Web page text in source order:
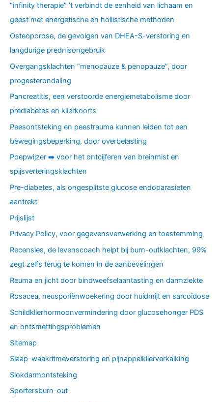
“infinity therapie” ’t verbindt de eenheid van lichaam en
geest met energetische en hollistische methoden
Osteoporose, de gevolgen van DHEA-S-verstoring en
langdurige prednisongebruik
Overgangsklachten “menopauze & penopauze”, door
progesterondaling
Pancreatitis, een verstoorde energiemetabolisme door
prediabetes en klierkoorts
Peesontsteking en peestrauma kunnen leiden tot een
bewegingsbeperking, door overbelasting
Poepwijzer ➡️ voor het ontcijferen van breinmist en
spijsverteringsklachten
Pre-diabetes, als ongesplitste glucose endoparasieten
aantrekt
Prijslijst
Privacy Policy, voor gegevensverwerking en toestemming
Recensies, de levenscoach helpt bij burn-outklachten, 99%
zegt zelfs terug te komen in de aanbevelingen
Reuma en jicht door bindweefselaantasting en darmziekte
Rosacea, neusporiënwoekering door huidmijt en sarcoïdose
Schildklierhormoonvermindering door glucosehonger PDS
en ontsmettingsproblemen
Sitemap
Slaap-waakritmeverstoring en pijnappelklierverkalking
Slokdarmontsteking
Sportersburn-out